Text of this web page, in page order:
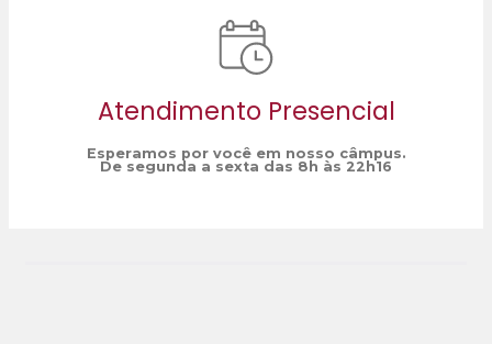
Atendimento Presencial
Esperamos por você em nosso câmpus.
De segunda a sexta das 8h às 22h16